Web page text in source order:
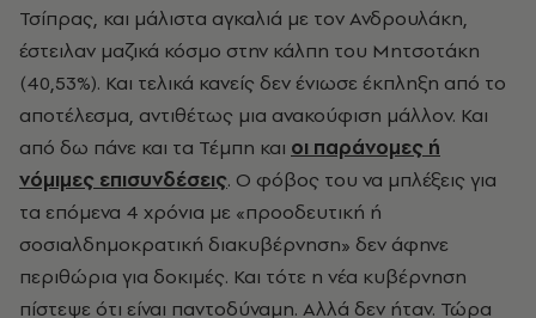
Τσίπρας, και μάλιστα αγκαλιά με τον Ανδρουλάκη,
έστειλαν μαζικά κόσμο στην κάλπη του Μητσοτάκη
(40,53%). Και τελικά κανείς δεν ένιωσε έκπληξη από το
αποτέλεσμα, αντιθέτως μια ανακούφιση μάλλον. Και
από δω πάνε και τα Τέμπη και οι παράνομες ή
νόμιμες επισυνδέσεις. Ο φόβος του να μπλέξεις για
τα επόμενα 4 χρόνια με «προοδευτική ή
σοσιαλδημοκρατική διακυβέρνηση» δεν άφηνε
περιθώρια για δοκιμές. Και τότε η νέα κυβέρνηση
πίστεψε ότι είναι παντοδύναμη. Αλλά δεν ήταν. Τώρα